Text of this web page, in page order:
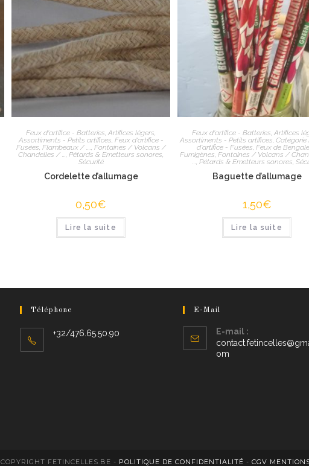
Feux d'artifice - Batteries, Artifices légers,
Assortiments - Petits artifices, Feux d'artifice -
Fusées, Flambeaux / ...., Fontaines / Volcans /
Chandelles / ..., Pétards & Emetteurs sonores,
Sécurité
Cordelette d’allumage
0,50€
Lire la suite
Feux d'artifice - Batteries, Artifices
Assortiments - Petits artifices, Catégorie
d'artifice - Fusées, Feux de
Fumigènes, Fontaines / Volcans /
..., Pétards & Emetteurs sonores,
Baguette d’allumage
1,50€
Lire la suite
Téléphone
+32/476.65.50.90
E-Mail
E-mail :
om
COPYRIGHT FETINCELLES.BE - POLITIQUE DE CONFIDENTIALITÉ - CGV